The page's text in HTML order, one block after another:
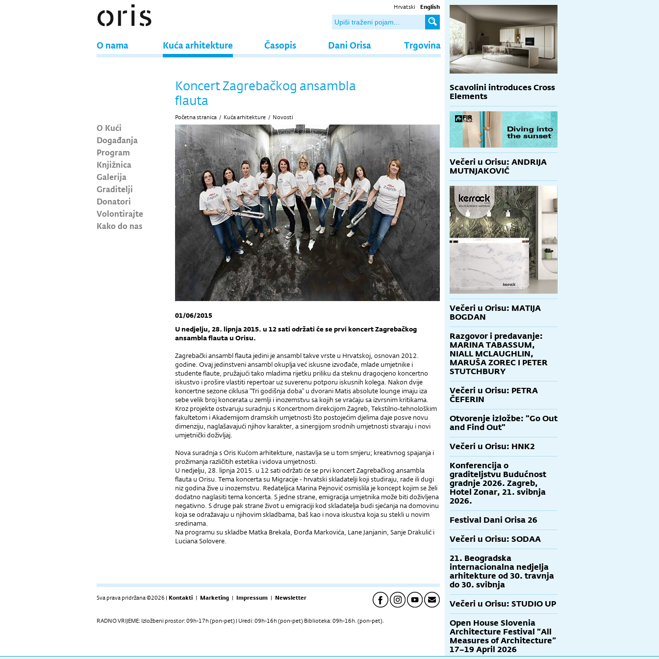
Hrvatski English
O nama Kuća arhitekture Časopis Dani Orisa Trgovina
O Kući
Događanja
Program
Knjižnica
Galerija
Graditelji
Donatori
Volontirajte
Kako do nas
Koncert Zagrebačkog ansambla
flauta
Početna stranica / Kuća arhitekture / Novosti
01/06/2015
U nedjelju, 28. lipnja 2015. u 12 sati održati će se prvi koncert Zagrebačkog
ansambla flauta u Orisu.
Zagrebački ansambl flauta jedini je ansambl takve vrste u Hrvatskoj, osnovan 2012.
godine. Ovaj jedinstveni ansambl okuplja već iskusne izvođače, mlade umjetnike i
studente flaute, pružajući tako mladima rijetku priliku da steknu dragocjeno koncertno
iskustvo i prošire vlastiti repertoar uz suverenu potporu iskusnih kolega. Nakon dvije
koncertne sezone ciklusa "Tri godišnja doba" u dvorani Matis absolute lounge imaju iza
sebe velik broj koncerata u zemlji i inozemstvu sa kojih se vraćaju sa izvrsnim kritikama.
Kroz projekte ostvaruju suradnju s Koncertnom direkcijom Zagreb, Tekstilno-tehnološkim
fakultetom i Akademijom dramskih umjetnosti što postojećim djelima daje posve novu
dimenziju, naglašavajući njihov karakter, a sinergijom srodnih umjetnosti stvaraju i novi
umjetnički doživljaj.
Nova suradnja s Oris Kućom arhitekture, nastavlja se u tom smjeru; kreativnog spajanja i
prožimanja različitih estetika i vidova umjetnosti.
U nedjelju, 28. lipnja 2015. u 12 sati održati će se prvi koncert Zagrebačkog ansambla
flauta u Orisu. Tema koncerta su Migracije - hrvatski skladatelji koji studiraju, rade ili dugi
niz godina žive u inozemstvu. Redateljica Marina Pejnović osmislila je koncept kojim se želi
dodatno naglasiti tema koncerta. S jedne strane, emigracija umjetnika može biti doživljena
negativno. S druge pak strane život u emigraciji kod skladatelja budi sjećanja na domovinu
koja se odražavaju u njihovim skladbama, baš kao i nova iskustva koja su stekli u novim
sredinama.
Na programu su skladbe Matka Brekala, Đorđa Markovića, Lane Janjanin, Sanje Drakulić i
Luciana Solovere.
Sva prava pridržana ©2026 | Kontakti | Marketing | Impressum | Newsletter
RADNO VRIJEME: Izložbeni prostor: 09h-17h (pon-pet) | Uredi: 09h-16h (pon-pet) Biblioteka: 09h-16h. (pon-pet).
Scavolini introduces Cross
Elements
Večeri u Orisu: ANDRIJA
MUTNJAKOVIĆ
Večeri u Orisu: MATIJA
BOGDAN
Razgovor i predavanje:
MARINA TABASSUM,
NIALL MCLAUGHLIN,
MARUŠA ZOREC I PETER
STUTCHBURY
Večeri u Orisu: PETRA
ČEFERIN
Otvorenje izložbe: "Go Out
and Find Out"
Večeri u Orisu: HNK2
Konferencija o
graditeljstvu Budućnost
gradnje 2026. Zagreb,
Hotel Zonar, 21. svibnja
2026.
Festival Dani Orisa 26
Večeri u Orisu: SODAA
21. Beogradska
internacionalna nedjelja
arhitekture od 30. travnja
do 30. svibnja
Večeri u Orisu: STUDIO UP
Open House Slovenia
Architecture Festival “All
Measures of Architecture”
17–19 April 2026